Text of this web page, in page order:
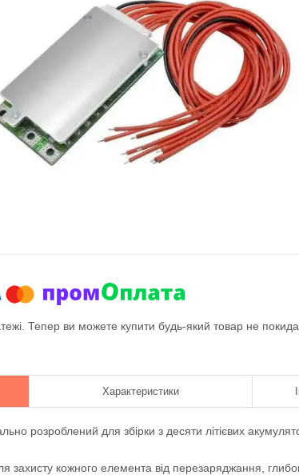
Тепер ви можете купити будь-який товар не
Характеристики
розроблений для збірки з десяти літієвих
захисту кожного елемента від перезаряджання,